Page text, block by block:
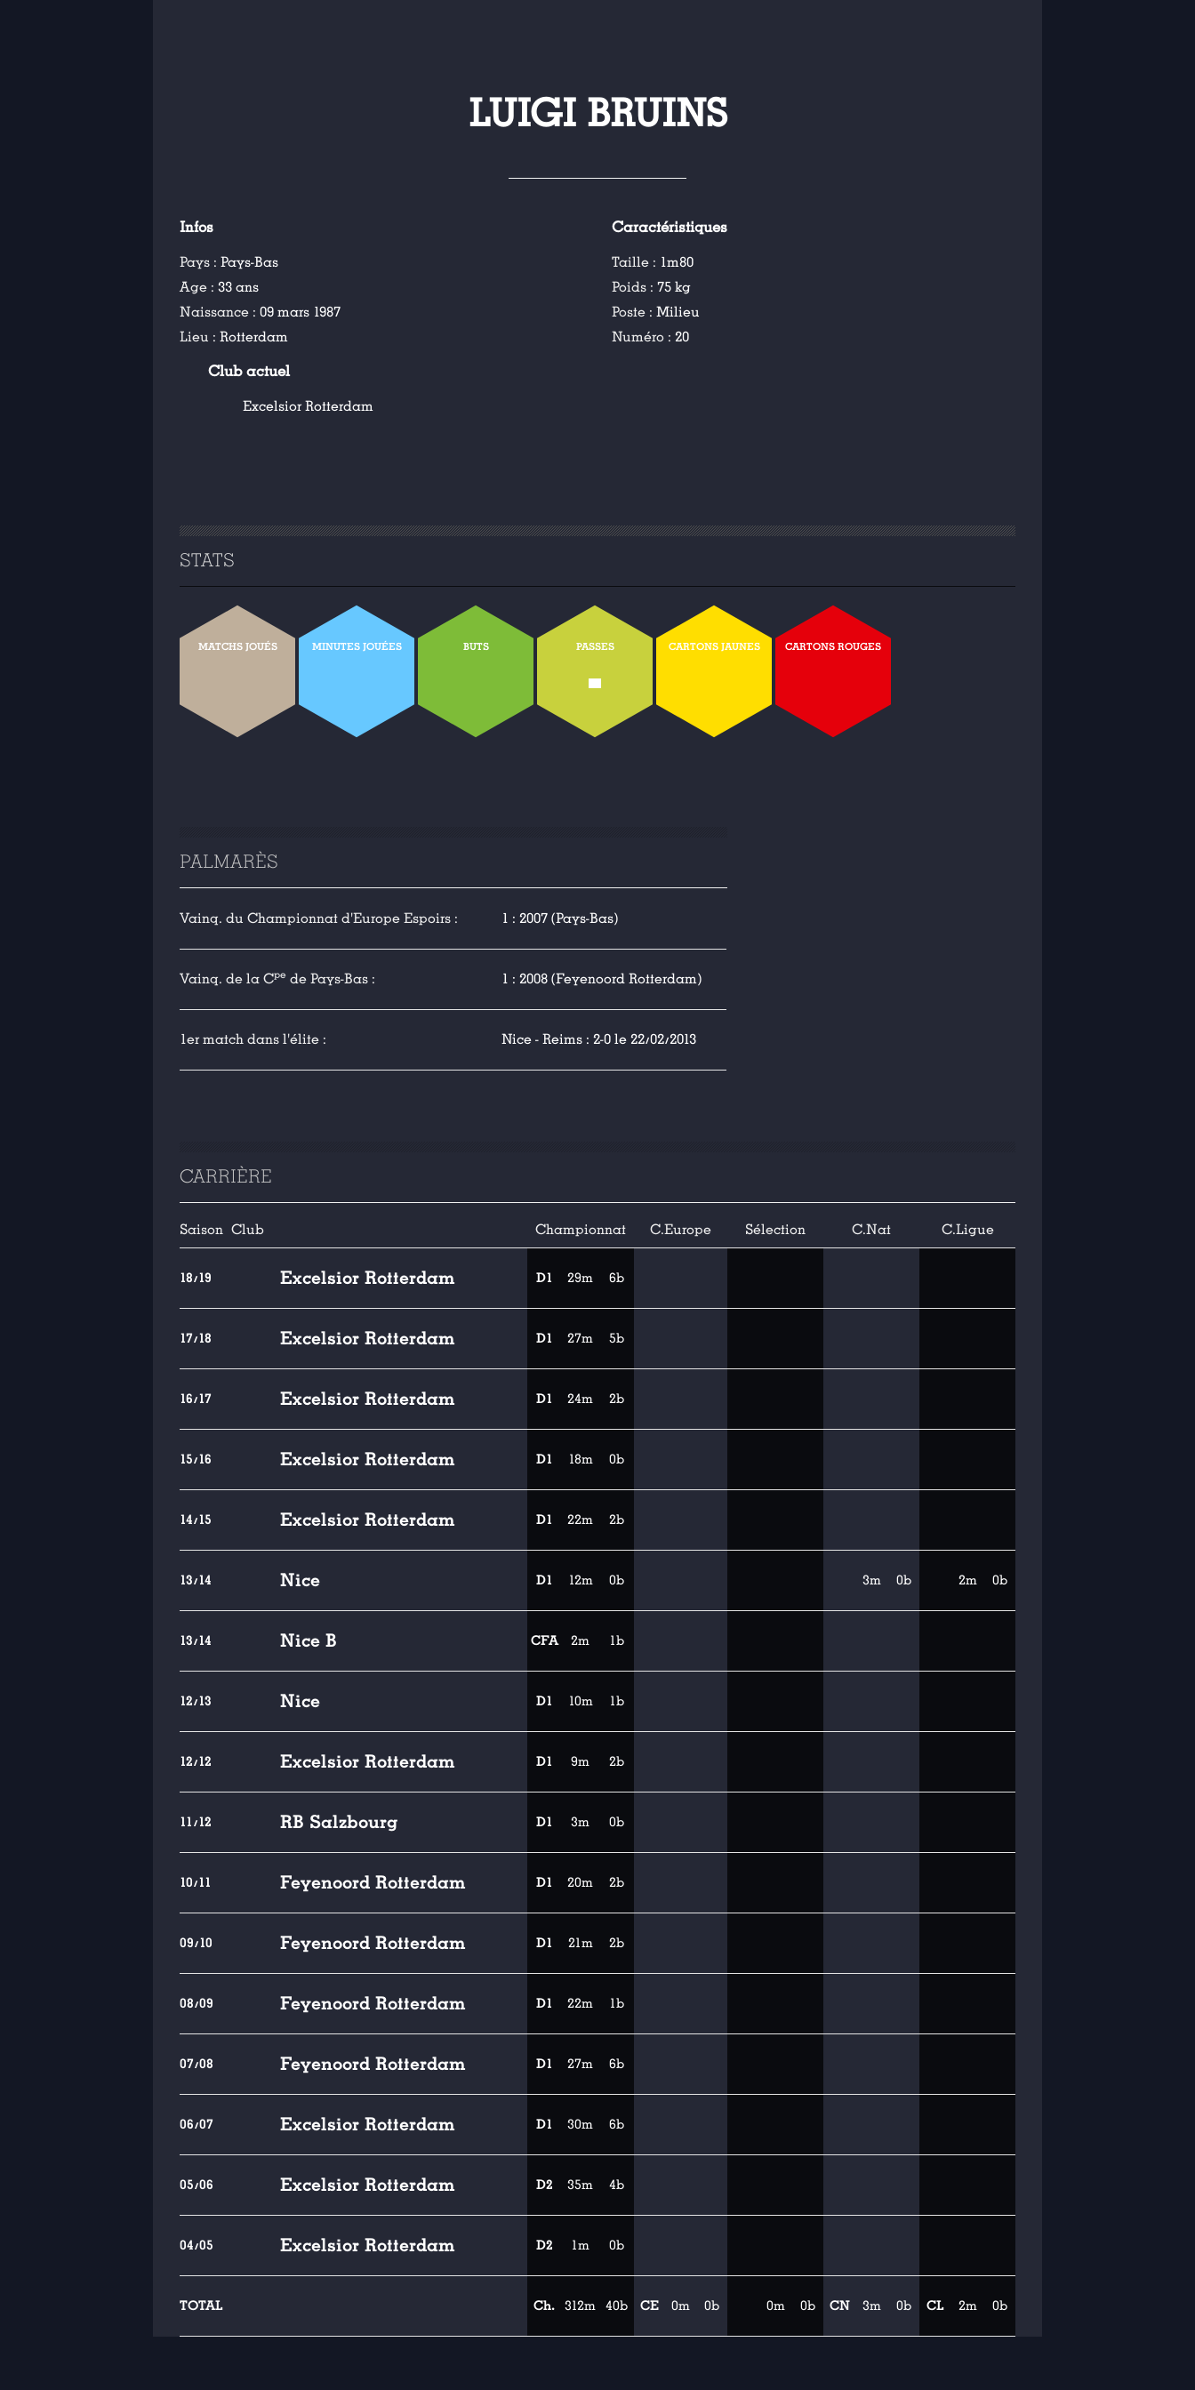
LUIGI BRUINS
Infos
Pays : Pays-Bas
Age : 33 ans
Naissance : 09 mars 1987
Lieu : Rotterdam
Caractéristiques
Taille : 1m80
Poids :75 kg
Poste :Milieu
Numéro :20
Club actuel
Excelsior Rotterdam
STATS
MATCHS JOUÉS MINUTES JOUÉES BUTS PASSES
-
CARTONS JAUNES CARTONS ROUGES
PALMARÈS
Vainq. du Championnat d'Europe Espoirs : 1 : 2007 (Pays-Bas)
Vainq. de la Cpe de Pays-Bas : 1 : 2008 (Feyenoord Rotterdam)
1er match dans l'élite : Nice - Reims : 2-0 le 22/02/2013
CARRIÈRE
Saison Club Championnat C.Europe Sélection C.Nat C.Ligue
18/19 Excelsior Rotterdam D1 29m 6b
17/18 Excelsior Rotterdam D1 27m 5b
16/17 Excelsior Rotterdam D1 24m 2b
15/16 Excelsior Rotterdam D1 18m 0b
14/15 Excelsior Rotterdam D1 22m 2b
13/14 Nice D1 12m 0b 3m 0b 2m 0b
13/14 Nice B CFA 2m 1b
12/13 Nice D1 10m 1b
12/12 Excelsior Rotterdam D1 9m 2b
11/12 RB Salzbourg D1 3m 0b
10/11 Feyenoord Rotterdam D1 20m 2b
09/10 Feyenoord Rotterdam D1 21m 2b
08/09 Feyenoord Rotterdam D1 22m 1b
07/08 Feyenoord Rotterdam D1 27m 6b
06/07 Excelsior Rotterdam D1 30m 6b
05/06 Excelsior Rotterdam D2 35m 4b
04/05 Excelsior Rotterdam D2 1m 0b
TOTAL Ch. 312m 40b CE 0m 0b 0m 0b CN 3m 0b CL 2m 0b